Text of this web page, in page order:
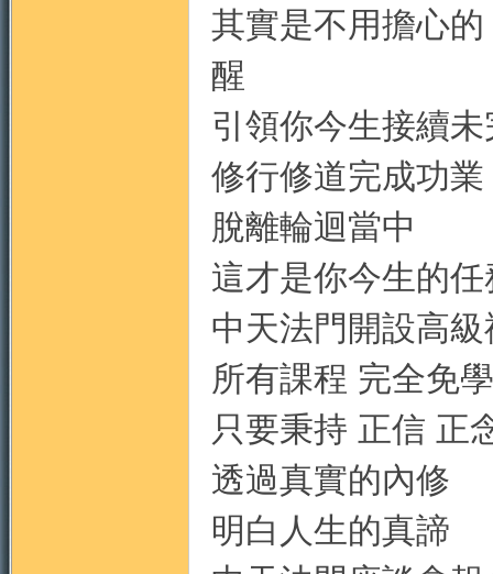
其實是不用擔心
醒
引領你今生接續
修行修道完成功業
脫離輪迴當中
這才是你今生的任
中天法門開設高
所有課程 完全免
只要秉持 正信 正
透過真實的內修
明白人生的真諦